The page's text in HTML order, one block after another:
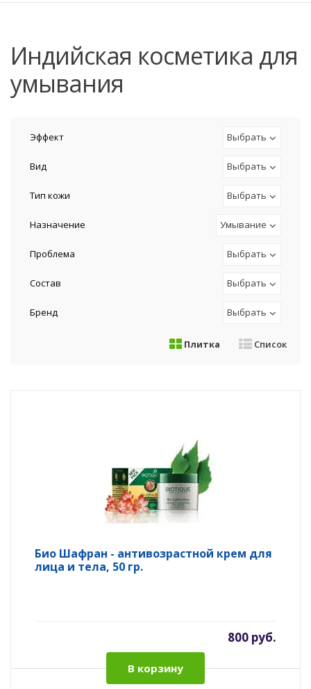
индийская косметика для
умывания
Эффект Выбрать
Вид Выбрать
Тип кожи Выбрать
Назначение Умывание
Проблема Выбрать
Состав Выбрать
Бренд Выбрать
Плитка Список
Био Шафран - антивозрастной крем для
лица и тела, 50 гр.
800 руб.
В корзину